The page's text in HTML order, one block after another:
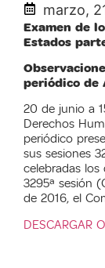
marzo,
Examen de
Estados
periódico de
20 de junio a
Derechos
periódico
sus sesiones
celebradas
3295ª sesión
de 2016, el
DESCARGAR